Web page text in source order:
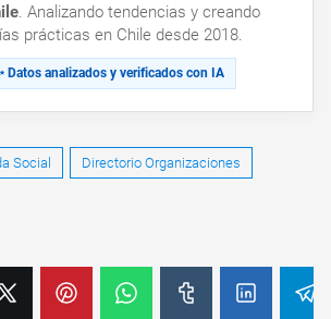
. Analizando tendencias y creando
prácticas en Chile desde 2018.
Datos analizados y verificados con IA
Social Directorio Organizaciones